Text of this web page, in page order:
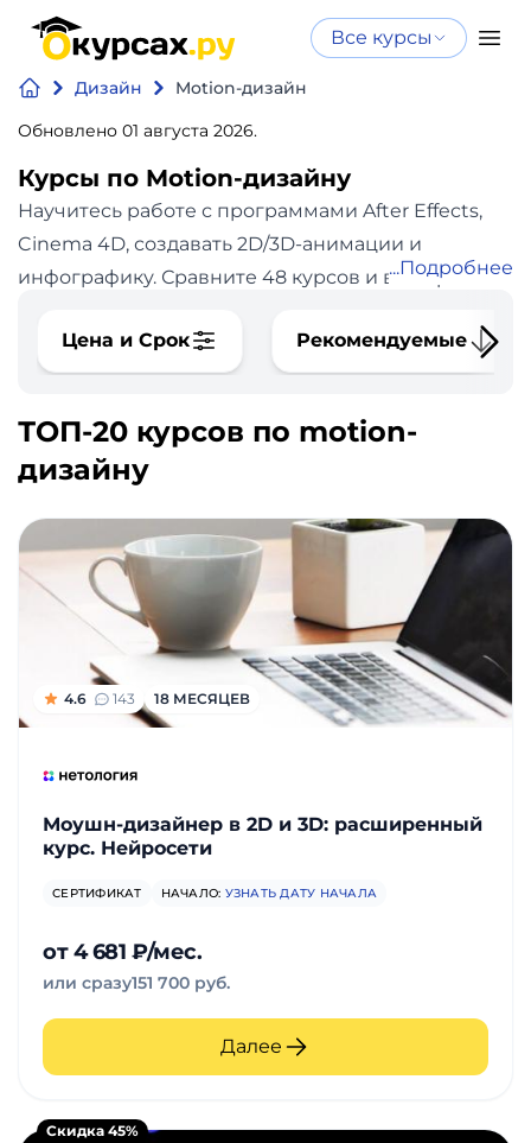
Все курсы
Дизайн
Motion-дизайн
Обновлено 01 августа 2026.
Курсы по Motion-дизайну
Научитесь работе с программами After Effects,
Cinema 4D, создавать 2D/3D-анимации и
инфографику. Сравните 48 курсов и выбирайте
okursah.ru 48 курсов motion-дизайна по цене от
0 до 214200 рублей. Средняя стоимость курса
дизайна: минимальная - 5 часов, самый долгий -
18 месяцев.
Подробнее
Цена и Срок Рекомендуемые
ТОП-20 курсов по motion-
дизайну
4.6 143 18 МЕСЯЦЕВ
Моушн-дизайнер в 2D и 3D: расширенный
курс. Нейросети
СЕРТИФИКАТ НАЧАЛО: УЗНАТЬ ДАТУ НАЧАЛА
от 4 681 ₽/мес.
или сразу151 700 руб.
Далее
Скидка 45%
Нейросеть
Программирование
Бизнес
и
Дизайн
Аналитика
фото,
аудио
Маркетинг
Иностранный
язык
детей
Красота,
здоровье,
фитнес
Психология
и
саморазвитие
Курсы по
искусственному
интеллекту
Курсы по нейросетям
Бесплатно